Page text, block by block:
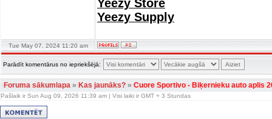
Yeezy Store
Yeezy Supply
Tue May 07, 2024 11:20 am
Parādīt komentārus no iepriekšējā:
Foruma sākumlapa»Kas jaunāks?»Cuore Sportivo - Biķernieku auto aplis
Pašlaik ir Sun Aug 09, 2026 11:39 am | Visi laiki ir GMT + 3 Stundas